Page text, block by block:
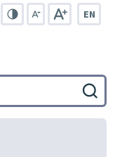
EN